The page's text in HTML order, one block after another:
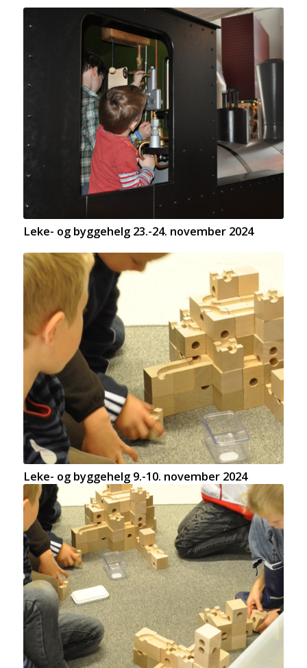
Leke- og byggehelg 23.-24. november 2024
Leke- og byggehelg 9.-10. november 2024